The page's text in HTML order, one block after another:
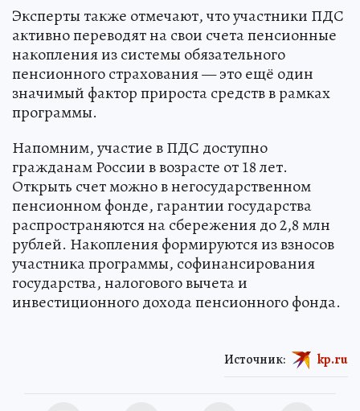
Эксперты также отмечают, что участники ПДС
активно переводят на свои счета пенсионные
накопления из системы обязательного
пенсионного страхования — это ещё один
значимый фактор прироста средств в рамках
программы.
Напомним, участие в ПДС доступно
гражданам России в возрасте от 18 лет.
Открыть счет можно в негосударственном
пенсионном фонде, гарантии государства
распространяются на сбережения до 2,8 млн
рублей. Накопления формируются из взносов
участника программы, софинансирования
государства, налогового вычета и
инвестиционного дохода пенсионного фонда.
Источник: kp.ru